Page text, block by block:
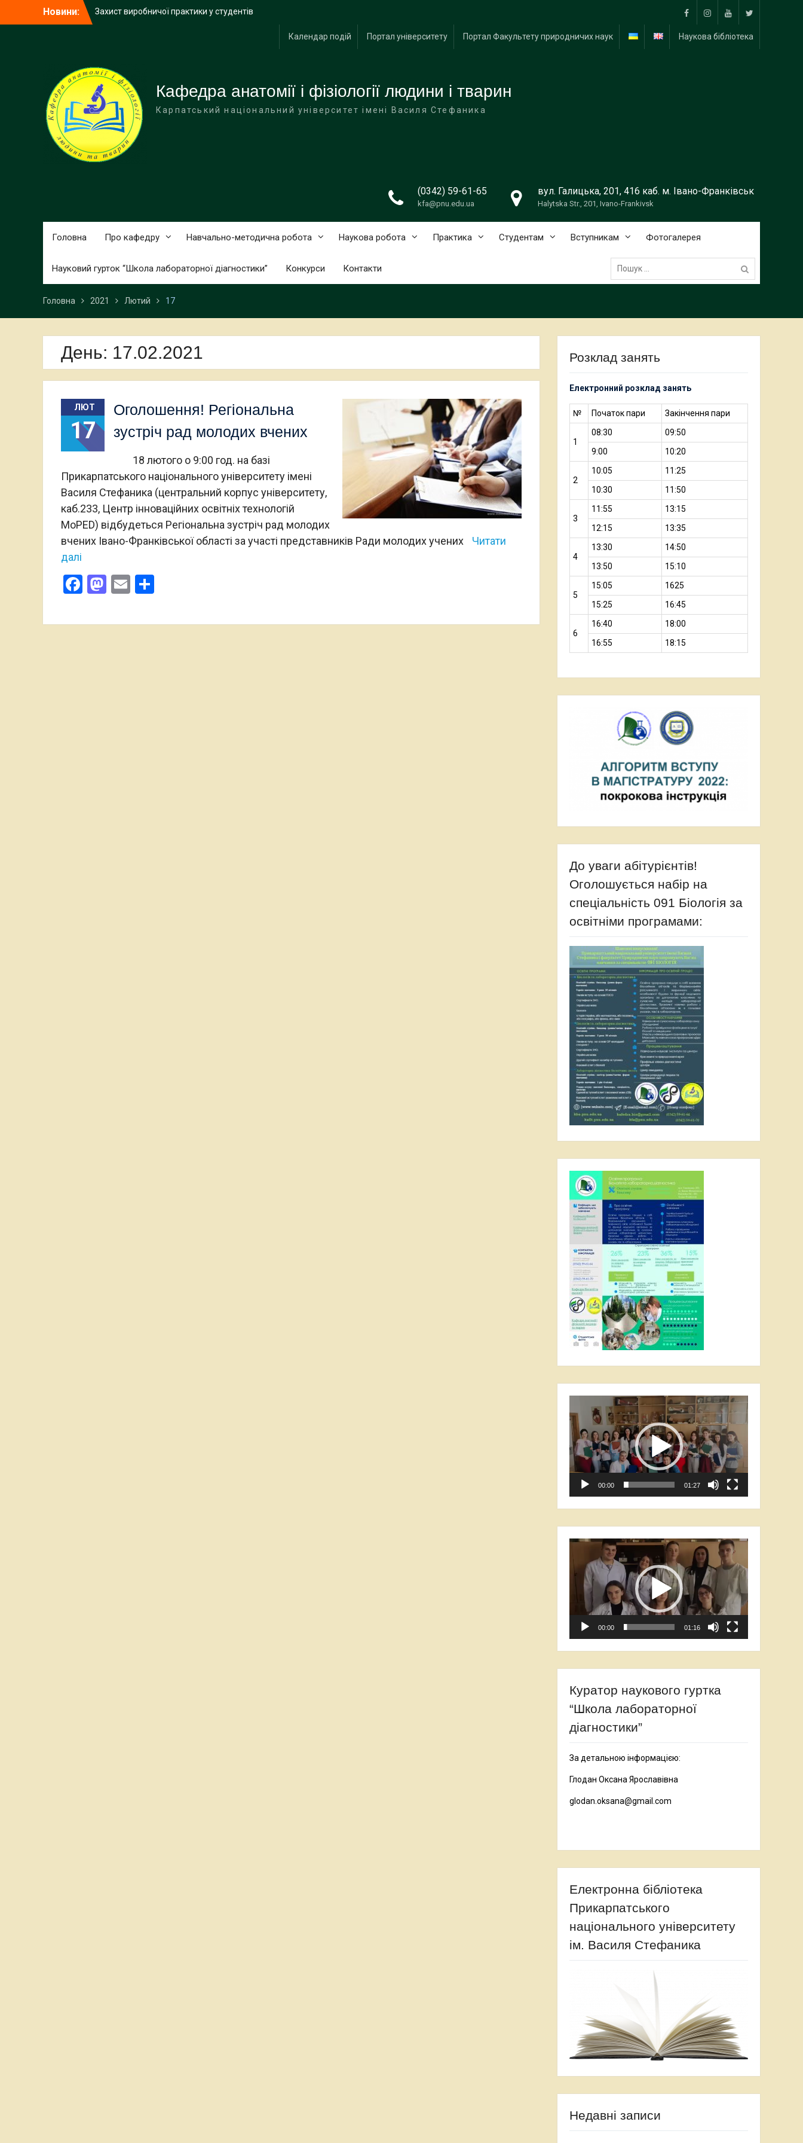
Новини:
заочного відділення групи БЛД3-3ст
FacebookInstagramYouTube
Календар подій
Портал університету Портал Факультету природничих наук Наукова бібліотека
Кафедра анатомії і фізіології людини і тварин
Карпатський національний університет імені Василя Стефаника
(0342) 59-61-65
kfa@pnu.edu.ua
вул. Галицька, 201, 416 каб. м. Івано-Франківськ
Halytska Str., 201, Ivano-Frankivsk
Головна Про кафедру Навчально-методична робота Наукова робота Практика Студентам Вступникам Фотогалерея
Науковий гурток “Школа лабораторної діагностики” Конкурси Контакти
Пошук:
Головна 2021 Лютий 17
День: 17.02.2021
ЛЮТ
17
Оголошення! Регіональна
зустріч рад молодих вчених
18 лютого о 9:00 год. на базі
Прикарпатського національного університету імені
Василя Стефаника (центральний корпус університету,
каб.233, Центр інноваційних освітніх технологій
MoPED) відбудеться Регіональна зустріч рад молодих
вчених Івано-Франківської області за участі представників Ради молодих учених
Читати
далі
Facebook
Mastodon
Email
Розклад занять
Електронний розклад занять
№ Початок пари Закінчення пари
1
08:30
09:50
9:00
10:20
2
10:05
11:25
10:30
11:50
3
11:55
13:15
12:15
13:35
4
13:30
14:50
13:50
15:10
5
15:05
1625
15:25
16:45
6
16:40
18:00
16:55
18:15
До уваги абітурієнтів!
Оголошується набір на
спеціальність 091 Біологія за
освітніми програмами:
Відеопрогравач
00:00 01:27
Відеопрогравач
00:00 01:16
Куратор наукового гуртка
“Школа лабораторної
діагностики”
За детальною інформацією:
Глодан Оксана Ярославівна
glodan.oksana@gmail.com
Електронна бібліотека
Прикарпатського
національного університету
ім. Василя Стефаника
Недавні записи